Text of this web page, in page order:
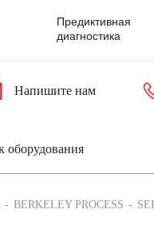
Предиктивная
диагностика
Напишите нам
BERKELEY PROCESS